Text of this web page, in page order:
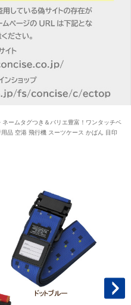
ームタグつき＆バリエ豊富！ワンタッチベ
品 空港 飛行機 スーツケース かばん 目印